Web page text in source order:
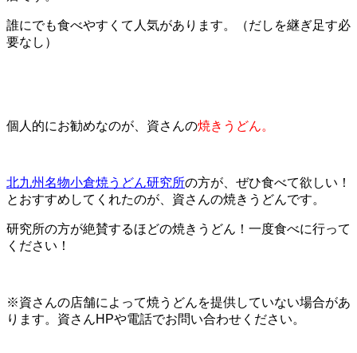
誰にでも食べやすくて人気があります。（だしを継ぎ足す必
要なし）
個人的にお勧めなのが、資さんの焼きうどん。
北九州名物小倉焼うどん研究所の方が、ぜひ食べて欲しい！
とおすすめしてくれたのが、資さんの焼きうどんです。
研究所の方が絶賛するほどの焼きうどん！一度食べに行って
ください！
※資さんの店舗によって焼うどんを提供していない場合があ
ります。資さんHPや電話でお問い合わせください。